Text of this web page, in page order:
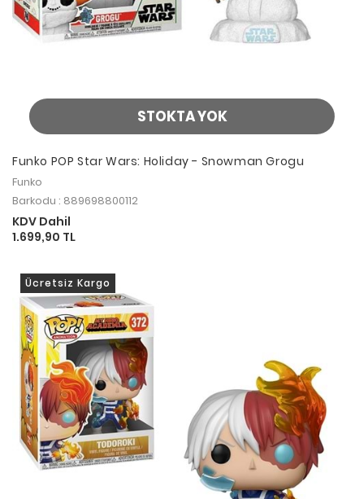
STOKTA YOK
Funko POP Star Wars: Holiday - Snowman Grogu
Funko
Barkodu : 889698800112
KDV Dahil
1.699,90 TL
Ücretsiz Kargo